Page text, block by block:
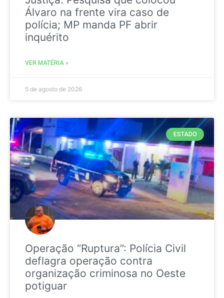
Álvaro na frente vira caso de
polícia; MP manda PF abrir
inquérito
VER MATÉRIA »
5 de agosto de 2026
ESTADO
Operação “Ruptura”: Polícia Civil
deflagra operação contra
organização criminosa no Oeste
potiguar